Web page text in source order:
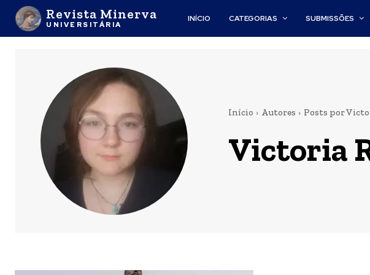
Revista Minerva
UNIVERSITÁRIA
INÍCIO CATEGORIAS SUBMISSÕES
Início Autores Posts por
Victoria